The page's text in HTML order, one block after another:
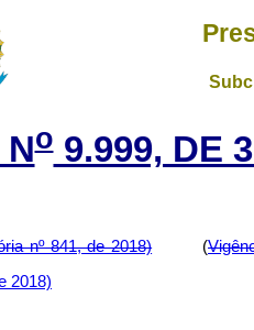
No9.999, DE
nº 841, de 2018)(
2018)